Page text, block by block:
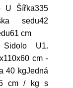
U Šířka335
sedu42
cm
U1.
cm -
40 kgJedná
cm / kg s